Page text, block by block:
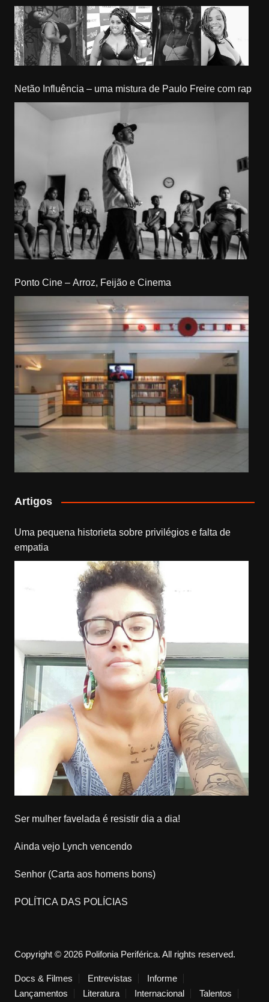
Netão Influência – uma mistura de Paulo Freire com rap
Ponto Cine – Arroz, Feijão e Cinema
Artigos
Uma pequena historieta sobre privilégios e falta de
empatia
Ser mulher favelada é resistir dia a dia!
Ainda vejo Lynch vencendo
Senhor (Carta aos homens bons)
POLÍTICA DAS POLÍCIAS
Copyright © 2026 Polifonia Periférica. All rights reserved.
Docs & Filmes Entrevistas
Informe
Lançamentos
Literatura Internacional Talentos